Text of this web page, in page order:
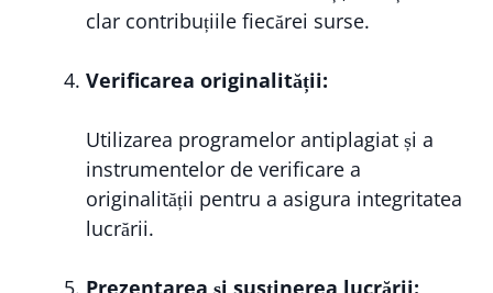
clar contribuțiile fiecărei surse.
Verificarea originalității:
Utilizarea programelor antiplagiat și a
instrumentelor de verificare a
originalității pentru a asigura integritatea
lucrării.
Prezentarea și susținerea lucrării: